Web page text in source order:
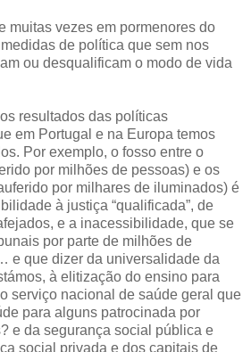
muitas vezes em pormenores do
de política que sem nos
ou desqualificam o modo de vida
resultados das políticas
em Portugal e na Europa temos
Por exemplo, o fosso entre o
por milhões de pessoas) e os
por milhares de iluminados) é
à justiça “qualificada”, de
e a inacessibilidade, que se
por parte de milhões de
e que dizer da universalidade da
à elitização do ensino para
serviço nacional de saúde geral que
para alguns patrocinada por
e da segurança social pública e
social privada e dos capitais de